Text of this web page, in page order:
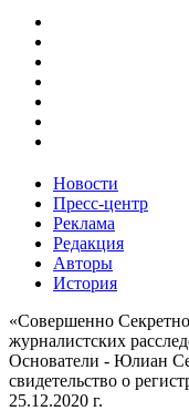
Новости
Пресс-центр
Реклама
Редакция
Авторы
История
«Совершенно
журналистских
Основатели - Юлиан
свидетельство о
25.12.2020 г.